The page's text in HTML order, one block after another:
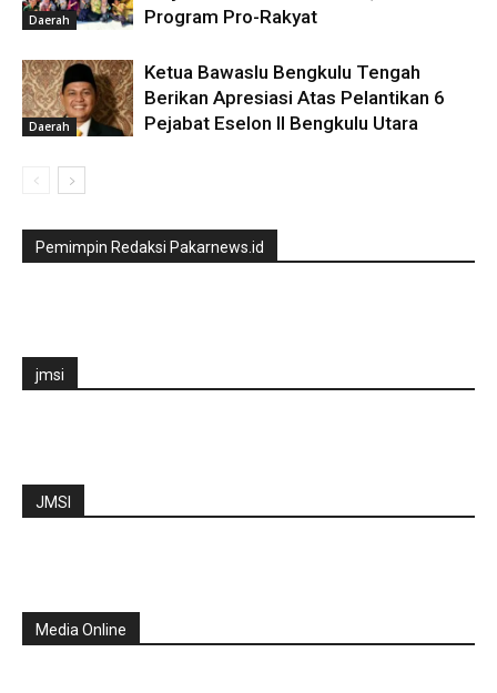
Daerah
Program Pro-Rakyat
Daerah
Ketua Bawaslu Bengkulu Tengah
Berikan Apresiasi Atas Pelantikan 6
Pejabat Eselon II Bengkulu Utara
Pemimpin Redaksi Pakarnews.id
jmsi
JMSI
Media Online